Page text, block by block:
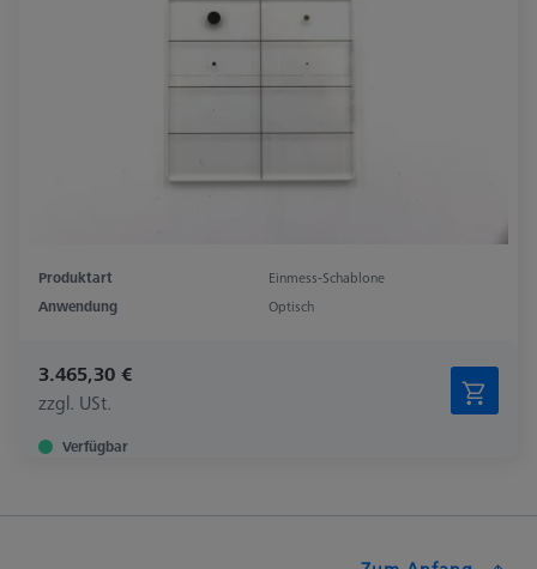
Produktart
Einmess-Schablone
Anwendung
Optisch
3.465,30 €
zzgl. USt.
Verfügbar